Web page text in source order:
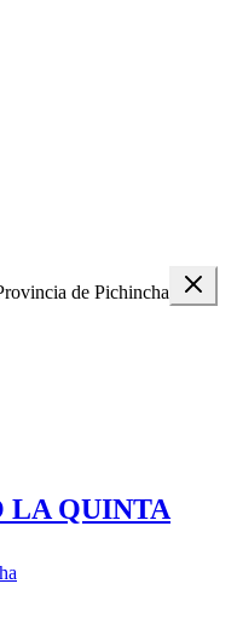
de Pichincha
LA QUINTA